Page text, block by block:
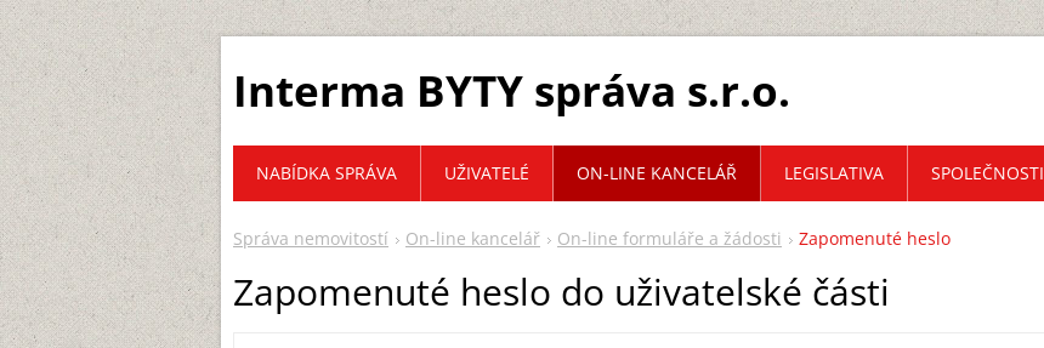
Interma BYTY správa s.r.o.
Správa nemovitostí On-line kancelář On-line formuláře a žádosti Zapomenuté heslo
Zapomenuté heslo do uživatelské části
NABÍDKA SPRÁVA UŽIVATELÉ ON-LINE KANCELÁŘ LEGISLATIVA SPOLEČNOSTI